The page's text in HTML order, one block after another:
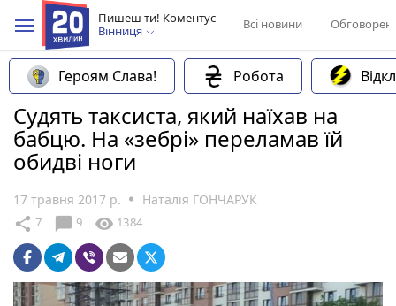
Пишеш ти! Коментує
Вінниця
Всі новини
Героям Слава! Робота
Судять таксиста, який наїхав на
бабцю. На «зебрі» переламав їй
обидві ноги
17 травня 2017 р. Наталія ГОНЧАРУК
share 7 chat_bubble 9 visibility 1384